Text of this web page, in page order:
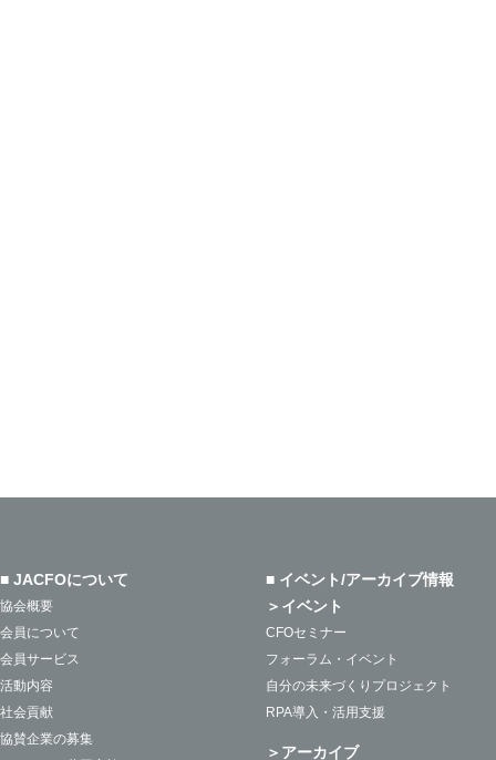
■ JACFOについて
協会概要
会員について
会員サービス
活動内容
社会貢献
協賛企業の募集
■ イベント/アーカイブ情報
＞イベント
CFOセミナー
フォーラム・イベント
自分の未来づくりプロジェクト
RPA導入・活用支援
＞アーカイブ